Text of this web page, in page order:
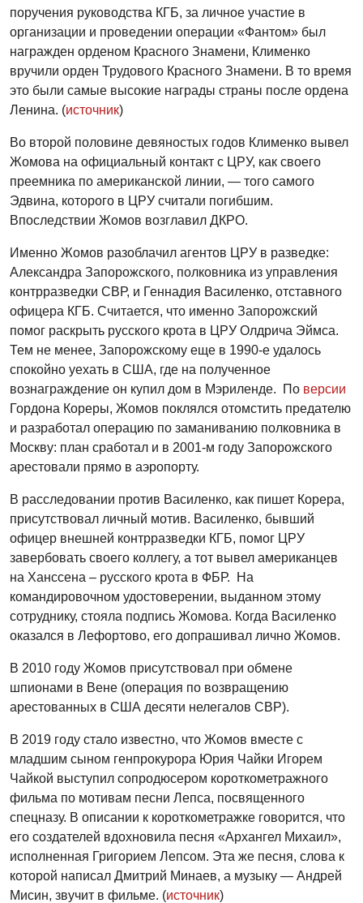
поручения руководства КГБ, за личное участие в
организации и проведении операции «Фантом» был
награжден орденом Красного Знамени, Клименко
вручили орден Трудового Красного Знамени. В то время
это были самые высокие награды страны после ордена
Ленина. (источник)
Во второй половине девяностых годов Клименко вывел
Жомова на официальный контакт с ЦРУ, как своего
преемника по американской линии, — того самого
Эдвина, которого в ЦРУ считали погибшим.
Впоследствии Жомов возглавил ДКРО.
Именно Жомов разоблачил агентов ЦРУ в разведке:
Александра Запорожского, полковника из управления
контрразведки СВР, и Геннадия Василенко, отставного
офицера КГБ. Cчитается, что именно Запорожский
помог раскрыть русского крота в ЦРУ Олдрича Эймса.
Тем не менее, Запорожскому еще в 1990-е удалось
спокойно уехать в США, где на полученное
вознаграждение он купил дом в Мэриленде. По версии
Гордона Кореры, Жомов поклялся отомстить предателю
и разработал операцию по заманиванию полковника в
Москву: план сработал и в 2001-м году Запорожского
арестовали прямо в аэропорту.
В расследовании против Василенко, как пишет Корера,
присутствовал личный мотив. Василенко, бывший
офицер внешней контрразведки КГБ, помог ЦРУ
завербовать своего коллегу, а тот вывел американцев
на Ханссена – русского крота в ФБР. На
командировочном удостоверении, выданном этому
сотруднику, cтояла подпись Жомова. Когда Василенко
оказался в Лефортово, его допрашивал лично Жомов.
В 2010 году Жомов присутствовал при обмене
шпионами в Вене (операция по возвращению
арестованных в США десяти нелегалов СВР).
В 2019 году стало известно, что Жомов вместе с
младшим сыном генпрокурора Юрия Чайки Игорем
Чайкой выступил сопродюсером короткометражного
фильма по мотивам песни Лепса, посвященного
спецназу. В описании к короткометражке говорится, что
его создателей вдохновила песня «Архангел Михаил»,
исполненная Григорием Лепсом. Эта же песня, слова к
которой написал Дмитрий Минаев, а музыку — Андрей
Мисин, звучит в фильме. (источник)